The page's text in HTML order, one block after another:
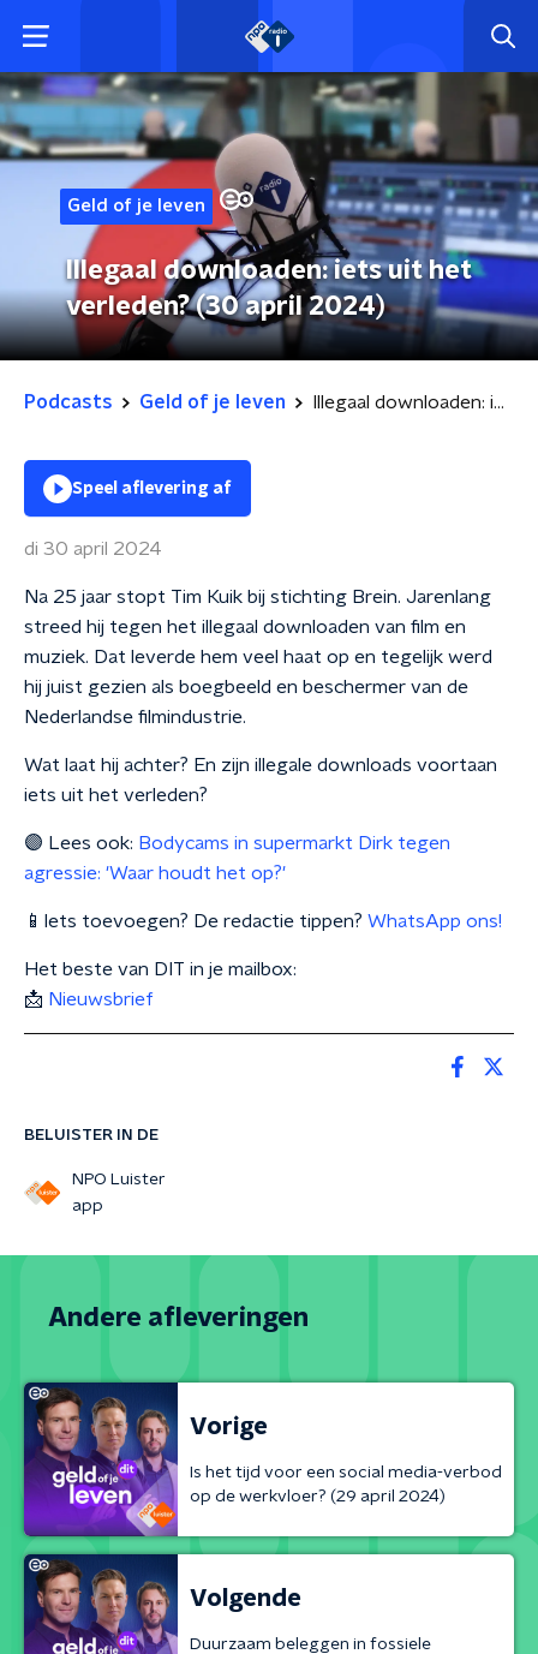
Geld of je leven
Illegaal downloaden: iets uit het
verleden? (30 april 2024)
Podcasts Geld of je leven Illegaal downloaden: iets uit het verleden? (30 april 2024)
BELUISTER IN DE
NPO Luister
app
Speel aflevering af
di 30 april 2024
Na 25 jaar stopt Tim Kuik bij stichting Brein. Jarenlang
streed hij tegen het illegaal downloaden van film en
muziek. Dat leverde hem veel haat op en tegelijk werd
hij juist gezien als boegbeeld en beschermer van de
Nederlandse filmindustrie.
Wat laat hij achter? En zijn illegale downloads voortaan
iets uit het verleden?
🟣 Lees ook: Bodycams in supermarkt Dirk tegen
agressie: 'Waar houdt het op?'
📱Iets toevoegen? De redactie tippen? WhatsApp ons!
Het beste van DIT in je mailbox:
📩 Nieuwsbrief
Andere afleveringen
Vorige
Is het tijd voor een social media-verbod
op de werkvloer? (29 april 2024)
Volgende
Duurzaam beleggen in fossiele